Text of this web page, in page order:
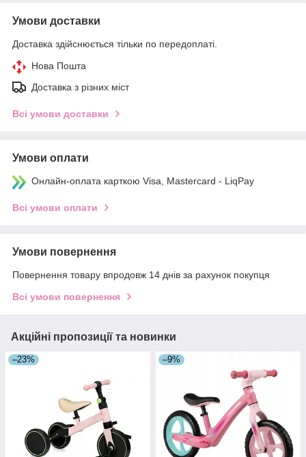
Умови доставки
Доставка здійснюється тільки по передоплаті.
Нова Пошта
Доставка з різних міст
Всі умови доставки
Умови оплати
Онлайн-оплата карткою Visa, Mastercard - LiqPay
Всі умови оплати
Умови повернення
Повернення товару впродовж 14 днів за рахунок покупця
Всі умови повернення
Акційні пропозиції та новинки
–23% –9%